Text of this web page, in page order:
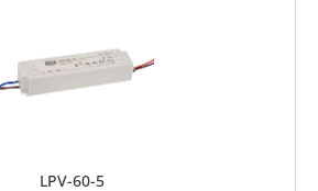
LPV-60-5